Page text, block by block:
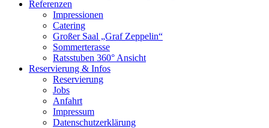
Referenzen
Impressionen
Catering
Großer Saal „Graf Zeppelin“
Sommerterasse
Ratsstuben 360° Ansicht
Reservierung & Infos
Reservierung
Jobs
Anfahrt
Impressum
Datenschutzerklärung